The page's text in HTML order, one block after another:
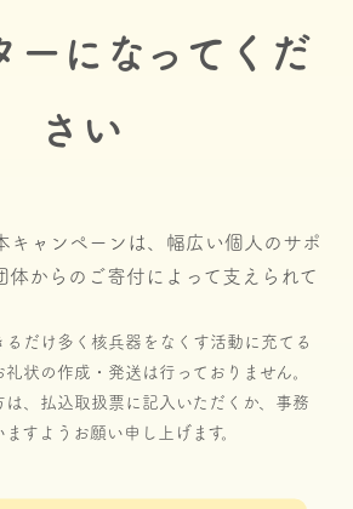
ーになってくだ
さい
キャンペーンは、幅広い個人のサポ
体からのご寄付によって支えられて
だけ多く核兵器をなくす活動に充てる
状の作成・発送は行っておりません。
、払込取扱票に記入いただくか、事務
すようお願い申し上げます。